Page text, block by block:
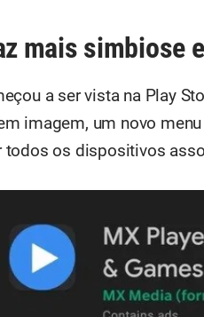
mais simbiose
a ser vista na Play
imagem, um novo
todos os dispositivos